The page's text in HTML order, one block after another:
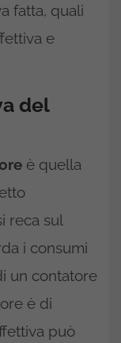
fatta, quali
e
del
è quella
reca sul
i consumi
un contatore
è di
può